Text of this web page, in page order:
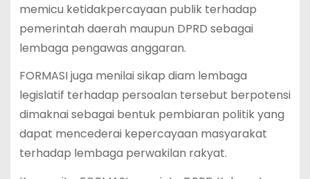
memicu ketidakpercayaan publik terhadap
pemerintah daerah maupun DPRD sebagai
lembaga pengawas anggaran.
FORMASI juga menilai sikap diam lembaga
legislatif terhadap persoalan tersebut berpotensi
dimaknai sebagai bentuk pembiaran politik yang
dapat mencederai kepercayaan masyarakat
terhadap lembaga perwakilan rakyat.